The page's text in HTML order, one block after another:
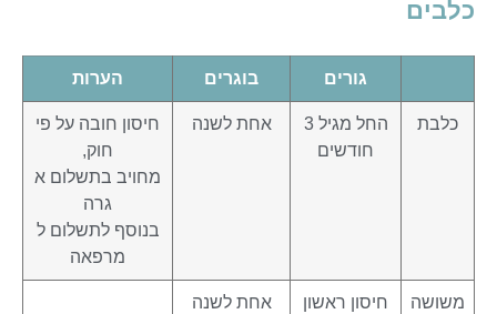
כלבים
גורים בוגרים הערות
כלבת
החל מגיל 3
חודשים
אחת לשנה
חיסון חובה על פי
חוק,
מחויב בתשלום א
גרה
בנוסף לתשלום ל
מרפאה
משושה
חיסון ראשון
אחת לשנה